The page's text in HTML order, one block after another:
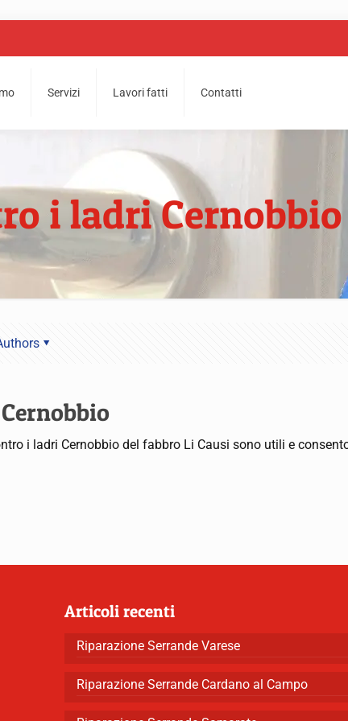
Servizi Lavori fatti Contatti
i ladri Cernobbio
i ladri Cernobbio del fabbro Li Causi sono utili e
Articoli recenti
Riparazione Serrande Varese
Riparazione Serrande Cardano al Campo